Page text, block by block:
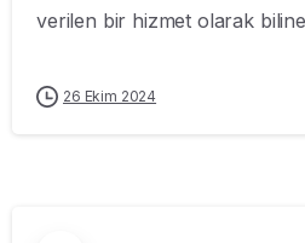
verilen bir hizmet olarak
26 Ekim 2024